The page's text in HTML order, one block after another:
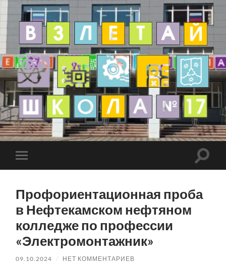
Профориентационная проба
в Нефтекамском нефтяном
колледже по профессии
«Электромонтажник»
09.10.2024 / НЕТ КОММЕНТАРИЕВ